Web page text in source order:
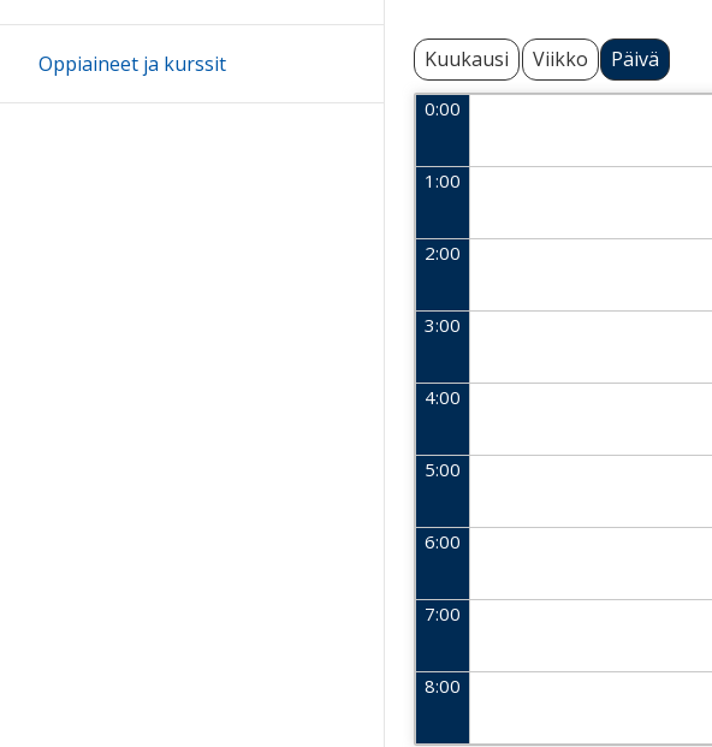
Kuukausi Viikko Päivä
0:00
1:00
2:00
3:00
4:00
5:00
6:00
7:00
8:00
Oppiaineet ja kurssit